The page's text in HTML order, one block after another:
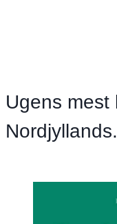
Ugens